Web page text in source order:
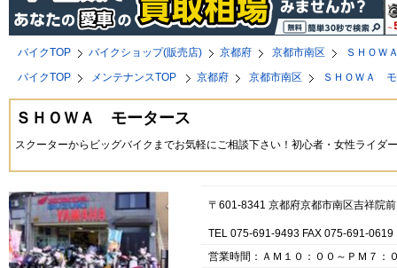
バイクTOP バイクショップ(販売店) 京都府 京都市南区
ＳＨＯＷ
バイクTOP
メンテナンスTOP 京都府 京都市南区 ＳＨＯＷＡ
ＳＨＯＷＡ モータース
スクーターからビッグバイクまでお気軽にご相談下さい！初心者・女性ライダ
〒601-8341 京都府京都市南区吉祥院
TEL 075-691-9493 FAX 075-691-0619
営業時間：ＡＭ１０：００～ＰＭ７：